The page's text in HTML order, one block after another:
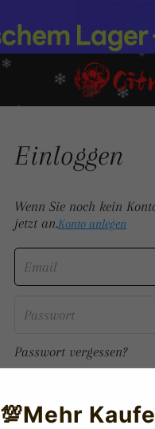
Einloggen
Wenn Sie noch kein
jetzt an.Konto anlegen
Passwort vergessen?
💯Mehr